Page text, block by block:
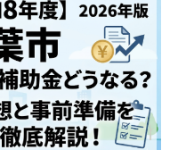
等の大きな解体...